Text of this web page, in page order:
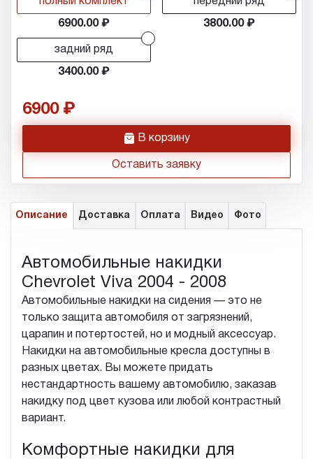
6900.00 3800.00
задний ряд
3400.00
6900
h В корзину
Оставить заявку
Описание Доставка Оплата Видео Фото
Автомобильные накидки
Chevrolet Viva 2004 - 2008
Автомобильные накидки на сидения — это не
только защита автомобиля от загрязнений,
царапин и потертостей, но и модный аксессуар.
Накидки на автомобильные кресла доступны в
разных цветах. Вы можете придать
нестандартность вашему автомобилю, заказав
накидку под цвет кузова или любой контрастный
вариант.
Комфортные накидки для